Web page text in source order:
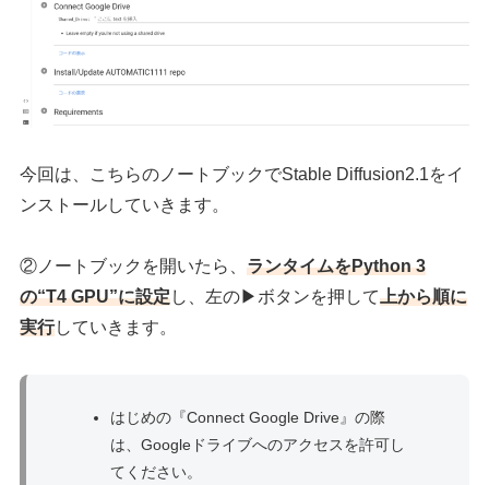
今回は、こちらのノートブックでStable Diffusion2.1をイ
ンストールしていきます。
②ノートブックを開いたら、ランタイムをPython 3
の“T4 GPU”に設定し、左の▶ボタンを押して上から順に
実行していきます。
はじめの『Connect Google Drive』の際
は、Googleドライブへのアクセスを許可し
てください。